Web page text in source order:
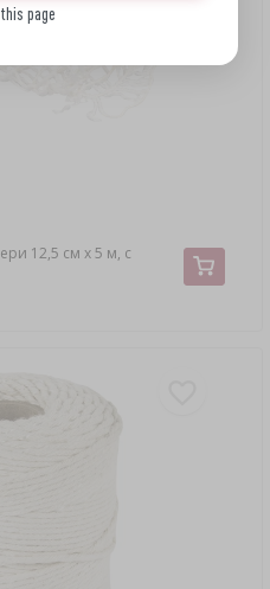
12,5 см x 5 м, с
page